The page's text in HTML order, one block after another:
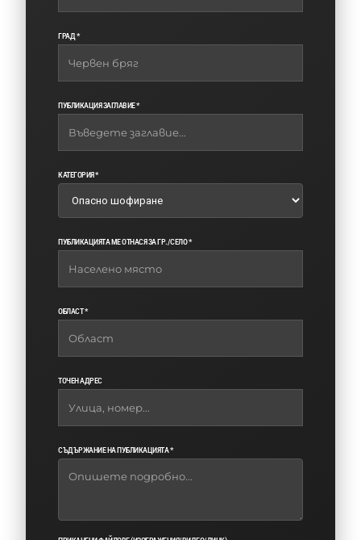
ГРАД *
ПУБЛИКАЦИЯ ЗАГЛАВИЕ *
КАТЕГОРИЯ *
ПУБЛИКАЦИЯТА МЕ ОТНАСЯ ЗА ГР./СЕЛО *
ОБЛАСТ *
ТОЧЕН АДРЕС
СЪДЪРЖАНИЕ НА ПУБЛИКАЦИЯТА *